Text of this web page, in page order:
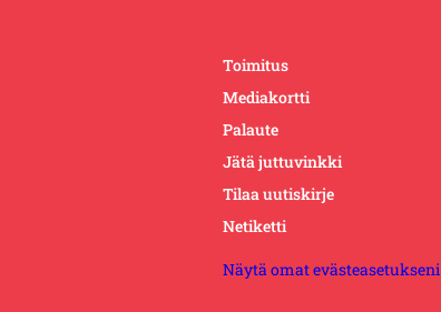
Toimitus
Mediakortti
Palaute
Jätä juttuvinkki
Tilaa uutiskirje
Netiketti
Näytä omat evästeasetukseni